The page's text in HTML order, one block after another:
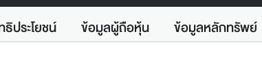
ประโยชน์ ข้อมูลผู้ถือหุ้น ข้อมูลหลักทรัพย์